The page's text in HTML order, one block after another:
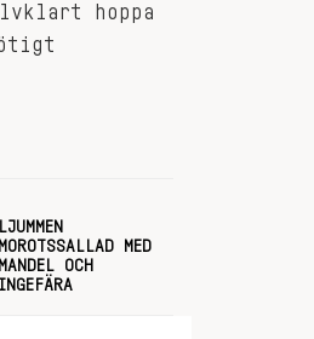
hoppa
LJUMMEN
MOROTSSALLAD MED
MANDEL OCH
INGEFÄRA